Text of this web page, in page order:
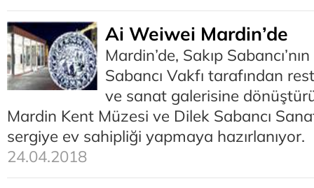
Ai Weiwei Mardin’de
Mardin’de, Sakıp
Sabancı Vakfı tarafından
ve sanat galerisine
Mardin Kent Müzesi ve Dilek Sabancı
sergiye ev sahipliği yapmaya hazırlanıyor.
24.04.2018